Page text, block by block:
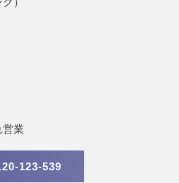
）
営業
123-539